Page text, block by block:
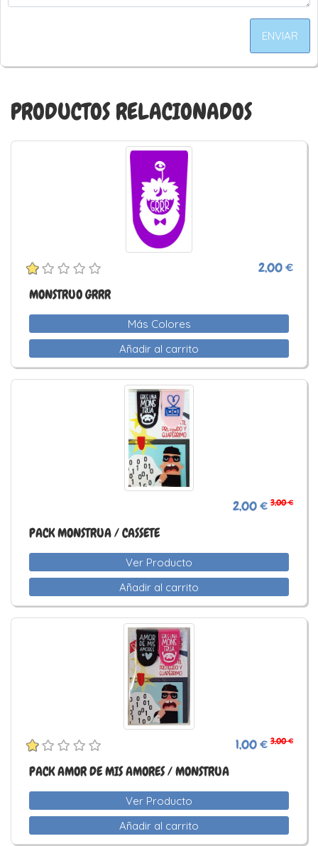
ENVIAR
PRODUCTOS RELACIONADOS
2,00 €
MONSTRUO GRRR
Más Colores
Añadir al carrito
2,00 € 3,00 €
PACK MONSTRUA / CASSETE
Ver Producto
Añadir al carrito
1,00 € 3,00 €
PACK AMOR DE MIS AMORES / MONSTRUA
Ver Producto
Añadir al carrito